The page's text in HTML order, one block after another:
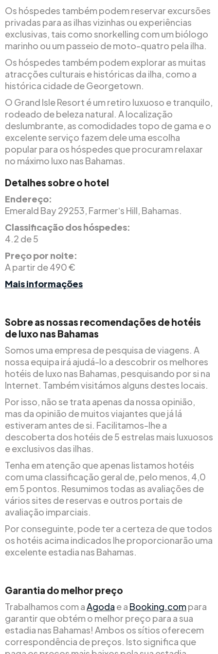
Os hóspedes também podem reservar excursões
privadas para as ilhas vizinhas ou experiências
exclusivas, tais como snorkelling com um biólogo
marinho ou um passeio de moto-quatro pela ilha.
Os hóspedes também podem explorar as muitas
atracções culturais e históricas da ilha, como a
histórica cidade de Georgetown.
O Grand Isle Resort é um retiro luxuoso e tranquilo,
rodeado de beleza natural. A localização
deslumbrante, as comodidades topo de gama e o
excelente serviço fazem dele uma escolha
popular para os hóspedes que procuram relaxar
no máximo luxo nas Bahamas.
Detalhes sobre o hotel
Endereço:
Emerald Bay 29253, Farmerʼs Hill, Bahamas.
Classificação dos hóspedes:
4.2 de 5
Preço por noite:
A partir de 490 €
Mais informações
Sobre as nossas recomendações de hotéis
de luxo nas Bahamas
Somos uma empresa de pesquisa de viagens. A
nossa equipa irá ajudá-lo a descobrir os melhores
hotéis de luxo nas Bahamas, pesquisando por si na
Internet. Também visitámos alguns destes locais.
Por isso, não se trata apenas da nossa opinião,
mas da opinião de muitos viajantes que já lá
estiveram antes de si. Facilitamos-lhe a
descoberta dos hotéis de 5 estrelas mais luxuosos
e exclusivos das ilhas.
Tenha em atenção que apenas listamos hotéis
com uma classificação geral de, pelo menos, 4,0
em 5 pontos. Resumimos todas as avaliações de
vários sites de reservas e outros portais de
avaliação imparciais.
Por conseguinte, pode ter a certeza de que todos
os hotéis acima indicados lhe proporcionarão uma
excelente estadia nas Bahamas.
Garantia do melhor preço
Trabalhamos com aAgoda e a Booking.compara
garantir que obtém o melhor preço para a sua
estadia nas Bahamas! Ambos os sítios oferecem
correspondência de preços. Isto significa que